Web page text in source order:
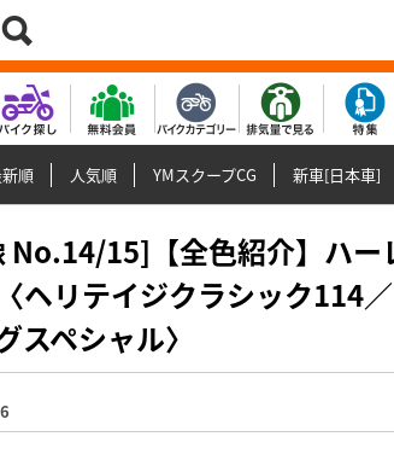
順 人気順 YMスクープCG 新車[日本車]
No.14/15]【全色紹介】ハ
ヘリテイジクラシック114
スペシャル〉